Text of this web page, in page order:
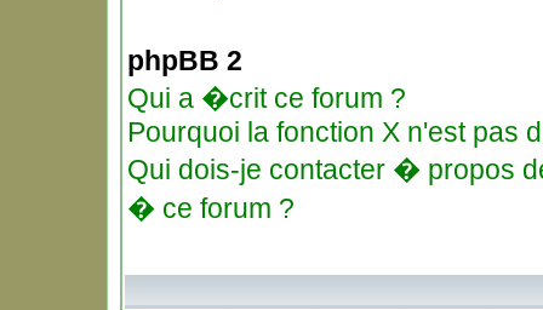
phpBB 2
Qui a �crit ce forum ?
Pourquoi la fonction X n'est pas
Qui dois-je contacter � propos
� ce forum ?